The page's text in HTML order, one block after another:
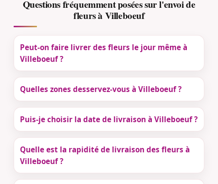
Questions fréquemment posées sur l'envoi de
fleurs à Villeboeuf
Peut-on faire livrer des fleurs le jour même à
Villeboeuf ?
Quelles zones desservez-vous à Villeboeuf ?
Puis-je choisir la date de livraison à Villeboeuf ?
Quelle est la rapidité de livraison des fleurs à
Villeboeuf ?